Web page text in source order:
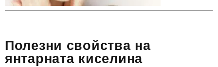
Полезни свойства на
янтарната киселина